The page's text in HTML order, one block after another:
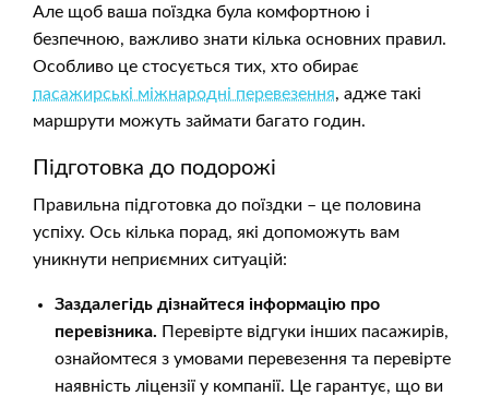
Але щоб ваша поїздка була комфортною і
безпечною, важливо знати кілька основних правил.
Особливо це стосується тих, хто обирає
пасажирські міжнародні перевезення, адже такі
маршрути можуть займати багато годин.
Підготовка до подорожі
Правильна підготовка до поїздки – це половина
успіху. Ось кілька порад, які допоможуть вам
уникнути неприємних ситуацій:
Заздалегідь дізнайтеся інформацію про
перевізника. Перевірте відгуки інших пасажирів,
ознайомтеся з умовами перевезення та перевірте
наявність ліцензії у компанії. Це гарантує, що ви